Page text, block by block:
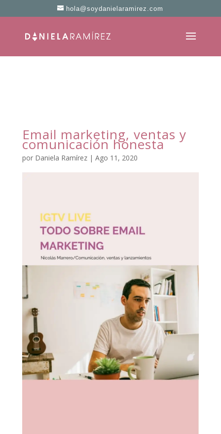
hola@soydanielaramirez.com
Email marketing, ventas y
comunicación honesta
por Daniela Ramírez| Ago 11, 2020